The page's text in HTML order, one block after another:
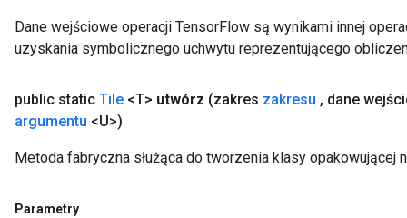
Dane wejściowe operacji TensorFlow są wynikami innej
uzyskania symbolicznego uchwytu reprezentującego
public static Tile <T> utwórz (zakres zakresu , dane
argumentu <U>)
Metoda fabryczna służąca do tworzenia klasy opakowującej
Parametry